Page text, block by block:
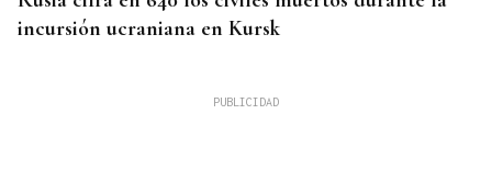
incursión ucraniana en Kursk